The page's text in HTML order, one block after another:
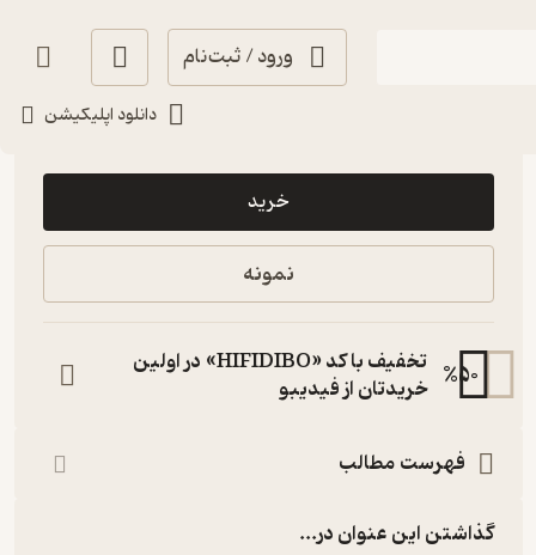
ورود / ثبت‌نام
دانلود اپلیکیشن
15,000
خرید
نمونه
%50
تخفیف با کد «HIFIDIBO» در اولین
خریدتان از فیدیبو
فهرست مطالب
گذاشتن این عنوان در...